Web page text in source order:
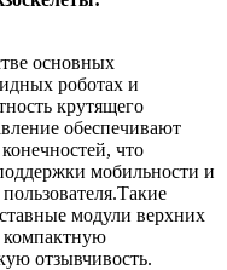
основных
роботах и
крутящего
обеспечивают
что
мобильности и
модули верхних
компактную
отзывчивость.